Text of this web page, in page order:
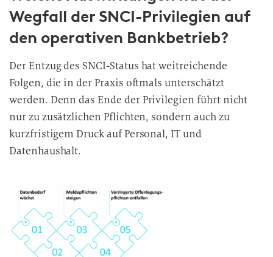
Wegfall der SNCI-Privilegien auf
den operativen Bankbetrieb?
Der Entzug des SNCI-Status hat weitreichende
Folgen, die in der Praxis oftmals unterschätzt
werden. Denn das Ende der Privilegien führt nicht
nur zu zusätzlichen Pflichten, sondern auch zu
kurzfristigem Druck auf Personal, IT und
Datenhaushalt.